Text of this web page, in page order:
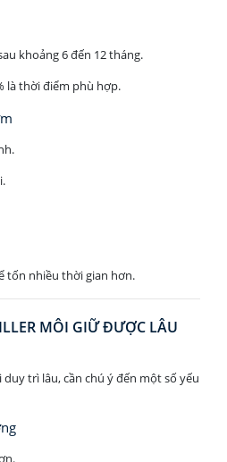
khoảng 6 đến 12 tháng.
là thời điểm phù hợp.
tốn nhiều thời gian hơn.
MÔI GIỮ ĐƯỢC LÂU
trì lâu, cần chú ý đến một số yếu